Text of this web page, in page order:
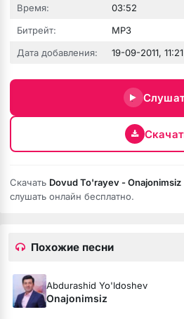
Время:
03:52
Битрейт:
MP3
Дата добавления:
19-09-2011, 11:21
Скачать Dovud To'rayev - Onajonimsiz
слушать онлайн бесплатно.
Похожие песни
Abdurashid Yo'ldoshev
Onajonimsiz